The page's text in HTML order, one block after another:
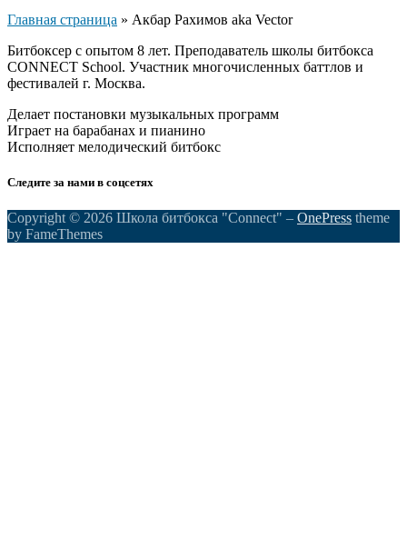
Главная страница » Акбар Рахимов aka Vector
Битбоксер с опытом 8 лет. Преподаватель школы битбокса
CONNECT School. Участник многочисленных баттлов и
фестивалей г. Москва.
Делает постановки музыкальных программ
Играет на барабанах и пианино
Исполняет мелодический битбокс
Следите за нами в соцсетях
Copyright © 2026 Школа битбокса "Connect" – OnePress theme
by FameThemes